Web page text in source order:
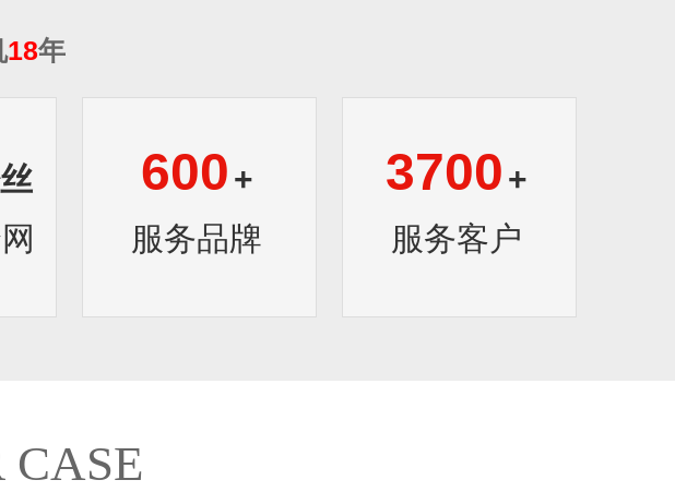
18年
600 +
服务品牌
3700 +
服务客户
CASE